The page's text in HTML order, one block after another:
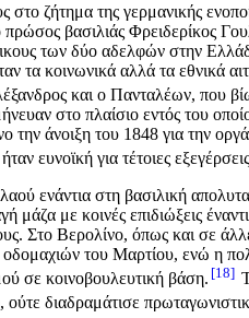
ζήτημα της γερμανικής
βασιλιάς Φρειδερίκος
των δύο αδελφών στην
τα κοινωνικά αλλά τα εθνικά
και ο Πανταλέων, που
στο πλαίσιο εντός του
την άνοιξη του 1848 για την
ευνοϊκή για τέτοιες
ενάντια στη βασιλική
με κοινές επιδιώξεις
Στο Βερολίνο, όπως και σε
του Μαρτίου, ενώ η
σε κοινοβουλευτική βάση. 18
ούτε διαδραμάτισε